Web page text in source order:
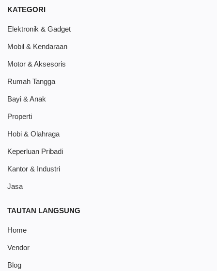
KATEGORI
Elektronik & Gadget
Mobil & Kendaraan
Motor & Aksesoris
Rumah Tangga
Bayi & Anak
Properti
Hobi & Olahraga
Keperluan Pribadi
Kantor & Industri
Jasa
TAUTAN LANGSUNG
Home
Vendor
Blog